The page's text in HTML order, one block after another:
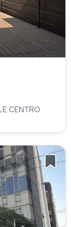
CENTRO